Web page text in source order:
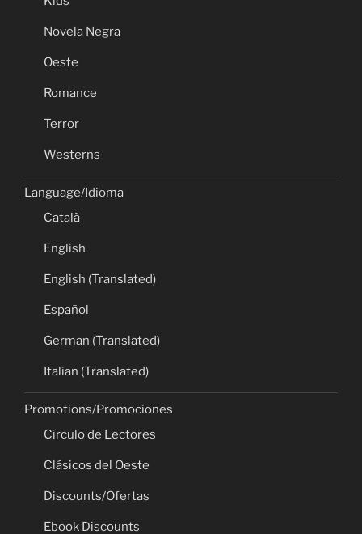
Novela Negra
Oeste
Romance
Terror
Westerns
Language/Idioma
Català
English
English (Translated)
Español
German (Translated)
Italian (Translated)
Promotions/Promociones
Círculo de Lectores
Clásicos del Oeste
Discounts/Ofertas
Ebook Discounts